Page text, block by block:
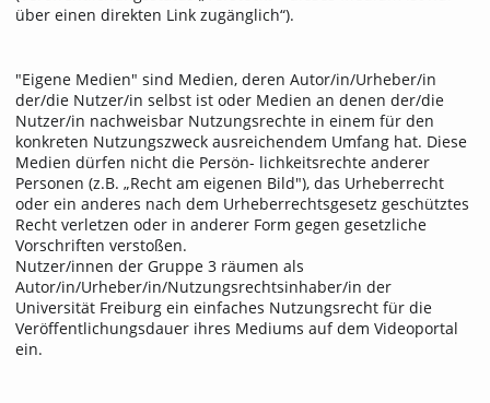
über einen direkten Link zugänglich“).
"Eigene Medien" sind Medien, deren Autor/in/Urheber/in
der/die Nutzer/in selbst ist oder Medien an denen der/die
Nutzer/in nachweisbar Nutzungsrechte in einem für den
konkreten Nutzungszweck ausreichendem Umfang hat. Diese
Medien dürfen nicht die Persön- lichkeitsrechte anderer
Personen (z.B. „Recht am eigenen Bild"), das Urheberrecht
oder ein anderes nach dem Urheberrechtsgesetz geschütztes
Recht verletzen oder in anderer Form gegen gesetzliche
Vorschriften verstoßen.
Nutzer/innen der Gruppe 3 räumen als
Autor/in/Urheber/in/Nutzungsrechtsinhaber/in der
Universität Freiburg ein einfaches Nutzungsrecht für die
Veröffentlichungsdauer ihres Mediums auf dem Videoportal
ein.